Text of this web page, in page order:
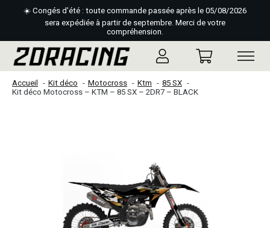
☀️ Congés d'été : toute commande passée après le 05/08/2026
sera expédiée à partir de septembre. Merci de votre
compréhension.
Accueil Kit déco Motocross Ktm
85 SX
Kit déco Motocross – KTM – 85 SX – 2DR7 – BLACK